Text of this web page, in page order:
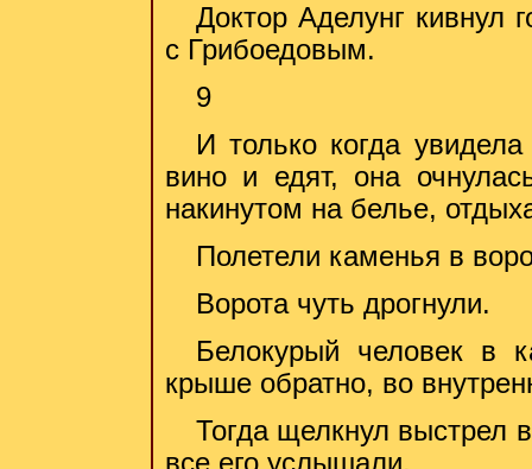
Доктор Аделунг кивнул
с Грибоедовым.
9
И только когда
вино и едят, она
накинутом на белье,
Полетели каменья в
Ворота чуть дрогнули.
Белокурый человек в
крыше обратно, во
Тогда щелкнул выстрел
все его услышали.